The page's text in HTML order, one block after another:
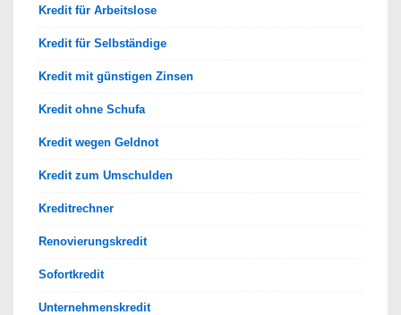
Kredit für Arbeitslose
Kredit für Selbständige
Kredit mit günstigen Zinsen
Kredit ohne Schufa
Kredit wegen Geldnot
Kredit zum Umschulden
Kreditrechner
Renovierungskredit
Sofortkredit
Unternehmenskredit